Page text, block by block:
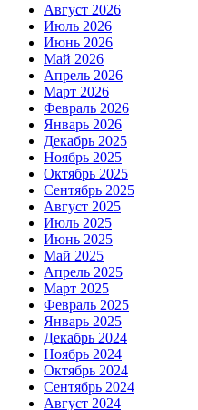
Август 2026
Июль 2026
Июнь 2026
Май 2026
Апрель 2026
Март 2026
Февраль 2026
Январь 2026
Декабрь 2025
Ноябрь 2025
Октябрь 2025
Сентябрь 2025
Август 2025
Июль 2025
Июнь 2025
Май 2025
Апрель 2025
Март 2025
Февраль 2025
Январь 2025
Декабрь 2024
Ноябрь 2024
Октябрь 2024
Сентябрь 2024
Август 2024